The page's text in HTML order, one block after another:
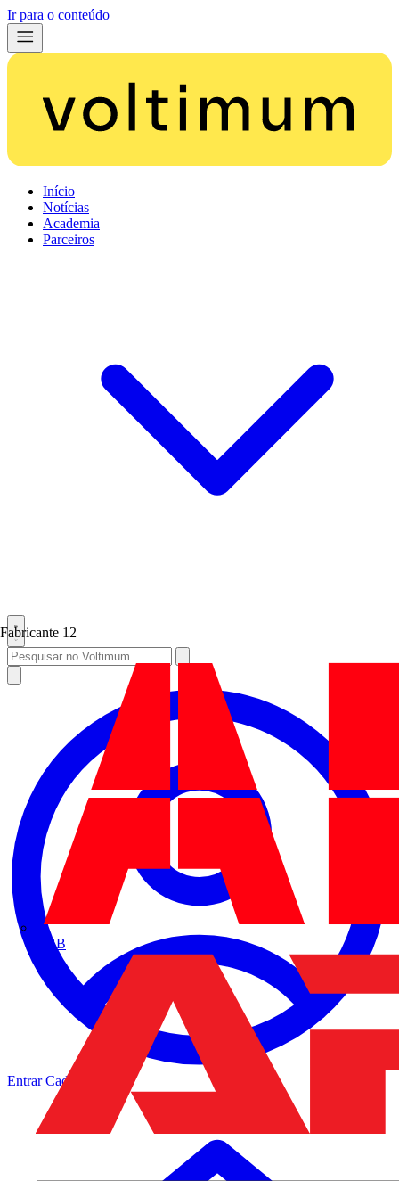
Ir para o conteúdo
Início
Notícias
Academia
Parceiros
Fabricante 12
ABB
EntrarCadastrar